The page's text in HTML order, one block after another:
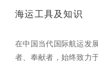
海运工具及知识
在中国当代国际航运发
者、奉献者，始终致力